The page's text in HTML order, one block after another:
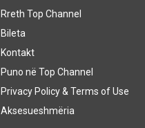
Rreth Top Channel
Bileta
Kontakt
Puno në Top Channel
Privacy Policy & Terms of Use
Aksesueshmëria